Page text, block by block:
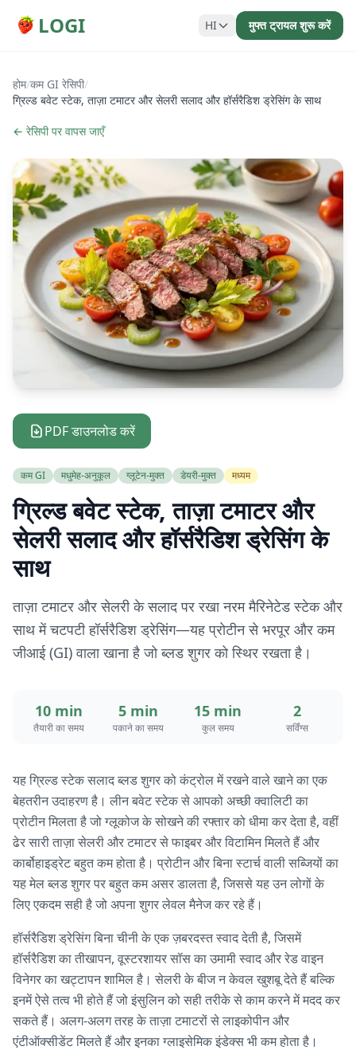
LOGI HI मुफ्त ट्रायल शुरू करें
होम/कम GI रेसिपी/
ग्रिल्ड बवेट स्टेक, ताज़ा टमाटर और सेलरी सलाद और हॉर्सरैडिश ड्रेसिंग के साथ
← रेसिपी पर वापस जाएँ
PDF डाउनलोड करें
कम GI मधुमेह-अनुकूल ग्लूटेन-मुक्त डेयरी-मुक्त मध्यम
ग्रिल्ड बवेट स्टेक, ताज़ा टमाटर और
सेलरी सलाद और हॉर्सरैडिश ड्रेसिंग के
साथ
ताज़ा टमाटर और सेलरी के सलाद पर रखा नरम मैरिनेटेड स्टेक और
साथ में चटपटी हॉर्सरैडिश ड्रेसिंग—यह प्रोटीन से भरपूर और कम
जीआई (GI) वाला खाना है जो ब्लड शुगर को स्थिर रखता है।
10 min
तैयारी का समय
5 min
पकाने का समय
15 min
कुल समय
2
सर्विंग्स
यह ग्रिल्ड स्टेक सलाद ब्लड शुगर को कंट्रोल में रखने वाले खाने का एक
बेहतरीन उदाहरण है। लीन बवेट स्टेक से आपको अच्छी क्वालिटी का
प्रोटीन मिलता है जो ग्लूकोज के सोखने की रफ्तार को धीमा कर देता है, वहीं
ढेर सारी ताज़ा सेलरी और टमाटर से फाइबर और विटामिन मिलते हैं और
कार्बोहाइड्रेट बहुत कम होता है। प्रोटीन और बिना स्टार्च वाली सब्जियों का
यह मेल ब्लड शुगर पर बहुत कम असर डालता है, जिससे यह उन लोगों के
लिए एकदम सही है जो अपना शुगर लेवल मैनेज कर रहे हैं।
हॉर्सरैडिश ड्रेसिंग बिना चीनी के एक ज़बरदस्त स्वाद देती है, जिसमें
हॉर्सरैडिश का तीखापन, वूस्टरशायर सॉस का उमामी स्वाद और रेड वाइन
विनेगर का खट्टापन शामिल है। सेलरी के बीज न केवल खुशबू देते हैं बल्कि
इनमें ऐसे तत्व भी होते हैं जो इंसुलिन को सही तरीके से काम करने में मदद कर
सकते हैं। अलग-अलग तरह के ताज़ा टमाटरों से लाइकोपीन और
एंटीऑक्सीडेंट मिलते हैं और इनका ग्लाइसेमिक इंडेक्स भी कम होता है।